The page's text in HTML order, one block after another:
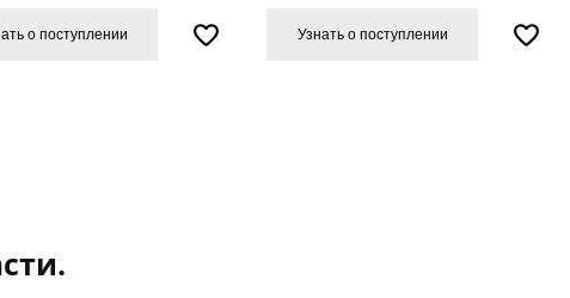
о поступлении Узнать о поступлении